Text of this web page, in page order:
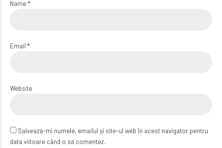
Name *
Email *
Website
Salvează-mi numele, emailul și site-ul web în acest navigator pentru
data viitoare când o să comentez.